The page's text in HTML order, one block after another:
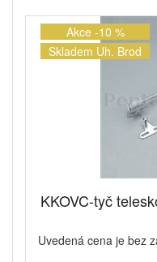
Akce -10 %
Skladem Uh. Brod
KKOVC-tyč
Uvedená cena je bez